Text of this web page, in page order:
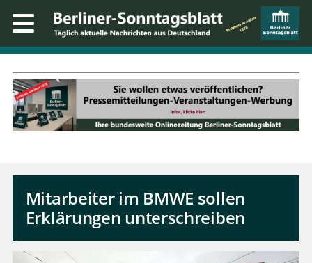
Mitarbeiter im BMWE sollen
Erklärungen unterschreiben